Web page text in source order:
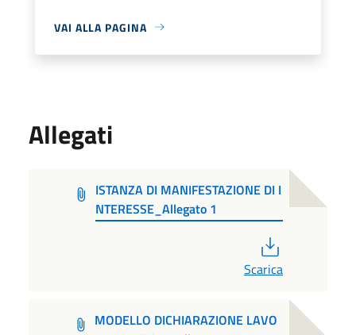
VAI ALLA PAGINA
Allegati
ISTANZA DI MANIFESTAZIONE DI I
NTERESSE_Allegato 1
Scarica
MODELLO DICHIARAZIONE LAVO